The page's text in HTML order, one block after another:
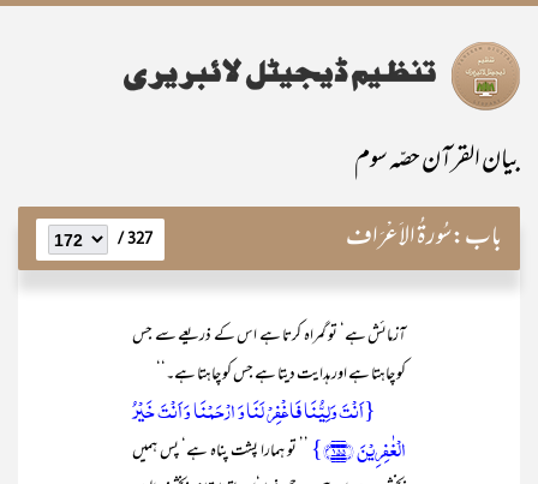
بیان القرآن حصّہ سوم
باب:سُورۃُ الاَعْرَاف 327 /
آزمائش ہے‘ تو گمراہ کرتا ہے اس کے ذریعے سے جس
کو چاہتا ہے اور ہدایت دیتا ہے جس کو چاہتا ہے۔‘‘
{اَنۡتَ وَلِیُّنَا فَاغۡفِرۡ لَنَا وَ ارۡحَمۡنَا وَ اَنۡتَ خَیۡرُ
الۡغٰفِرِیۡنَ ﴿۱۵۵﴾}
’’ تو ہمارا پشت پناہ ہے‘ پس ہمیں